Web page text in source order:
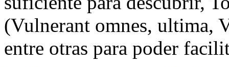
(Vulnerant omnes, ultima,
entre otras para poder